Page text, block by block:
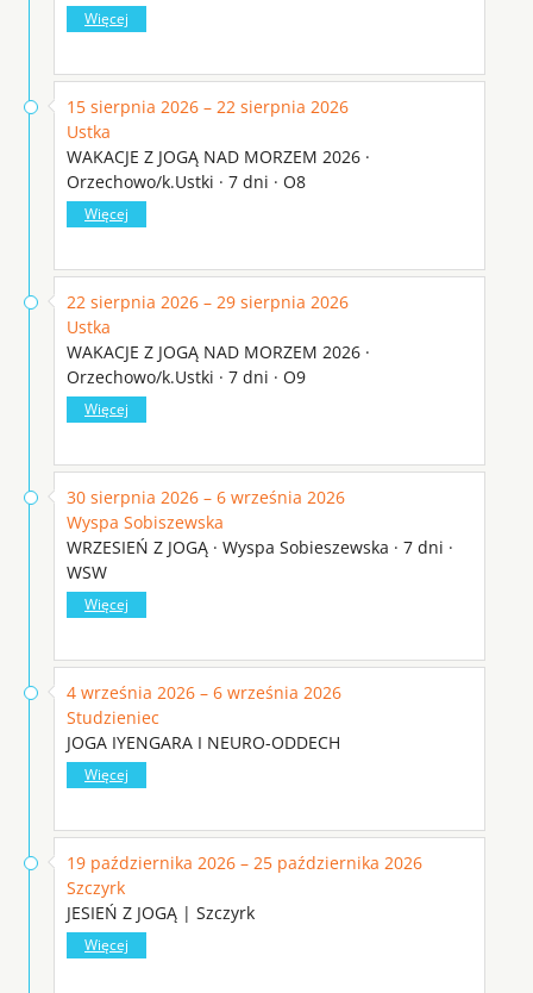
Więcej
15 sierpnia 2026 – 22 sierpnia 2026
Ustka
WAKACJE Z JOGĄ NAD MORZEM 2026 ·
Orzechowo/k.Ustki · 7 dni · O8
Więcej
22 sierpnia 2026 – 29 sierpnia 2026
Ustka
WAKACJE Z JOGĄ NAD MORZEM 2026 ·
Orzechowo/k.Ustki · 7 dni · O9
Więcej
30 sierpnia 2026 – 6 września 2026
Wyspa Sobiszewska
WRZESIEŃ Z JOGĄ · Wyspa Sobieszewska · 7 dni ·
WSW
Więcej
4 września 2026 – 6 września 2026
Studzieniec
JOGA IYENGARA I NEURO-ODDECH
Więcej
19 października 2026 – 25 października 2026
Szczyrk
JESIEŃ Z JOGĄ | Szczyrk
Więcej